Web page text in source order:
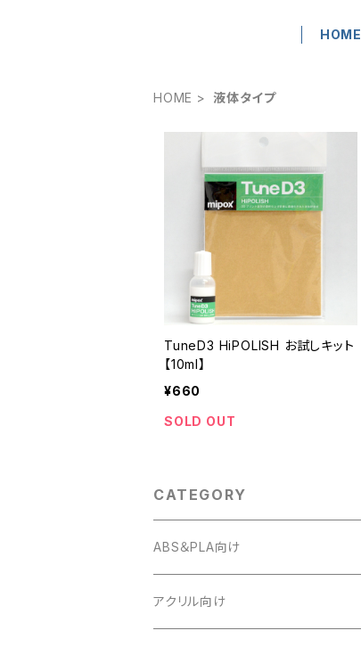
HOME
HOME 液体タイプ
TuneD3 HiPOLISH お試しキット
【10ml】
¥660
SOLD OUT
CATEGORY
ABS＆PLA向け
アクリル向け